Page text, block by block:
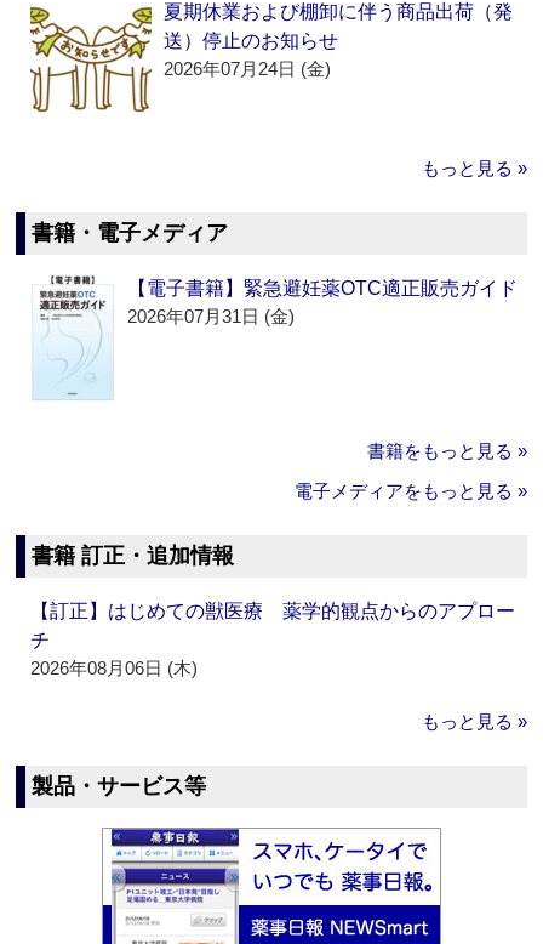
夏期休業および棚卸に伴う商品出荷（発
送）停止のお知らせ
2026年07月24日 (金)
もっと見る »
書籍・電子メディア
【電子書籍】緊急避妊薬OTC適正販売ガイド
2026年07月31日 (金)
書籍をもっと見る »
電子メディアをもっと見る »
書籍 訂正・追加情報
【訂正】はじめての獣医療 薬学的観点からのアプロー
チ
2026年08月06日 (木)
もっと見る »
製品・サービス等